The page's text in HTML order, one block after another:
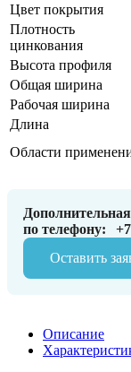
Цвет покрытия
Плотность
цинкования
Высота профиля
Общая ширина
Рабочая ширина
Длина
Области
по телефону:
Оставить
Описание